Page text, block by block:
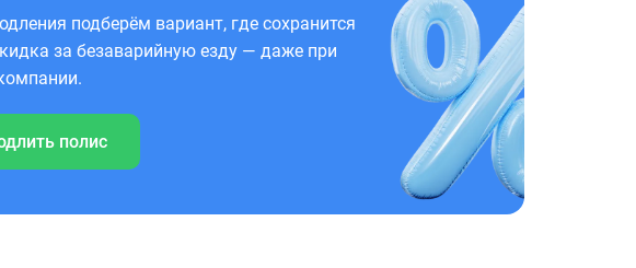
подберём вариант, где сохранится
за безаварийную езду — даже при
полис